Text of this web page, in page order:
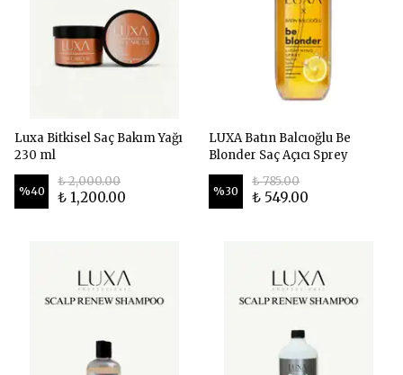
Luxa Bitkisel Saç Bakım Yağı
230 ml
%40
₺ 2,000.00
₺ 1,200.00
LUXA Batın Balcıoğlu Be
Blonder Saç Açıcı Sprey
%30
₺ 785.00
₺ 549.00